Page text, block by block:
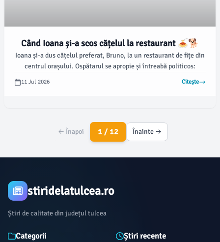
Când Ioana și-a scos cățelul la restaurant 🍝🐕
Ioana și-a dus cățelul preferat, Bruno, la un restaurant de fițe din
centrul orașului. Ospătarul se apropie și întreabă politicos:
11 Jul 2026 Citește
← Înapoi 1 / 12 Înainte →
stiridelatulcea.ro
Știri de calitate din județul tulcea
Categorii Știri recente